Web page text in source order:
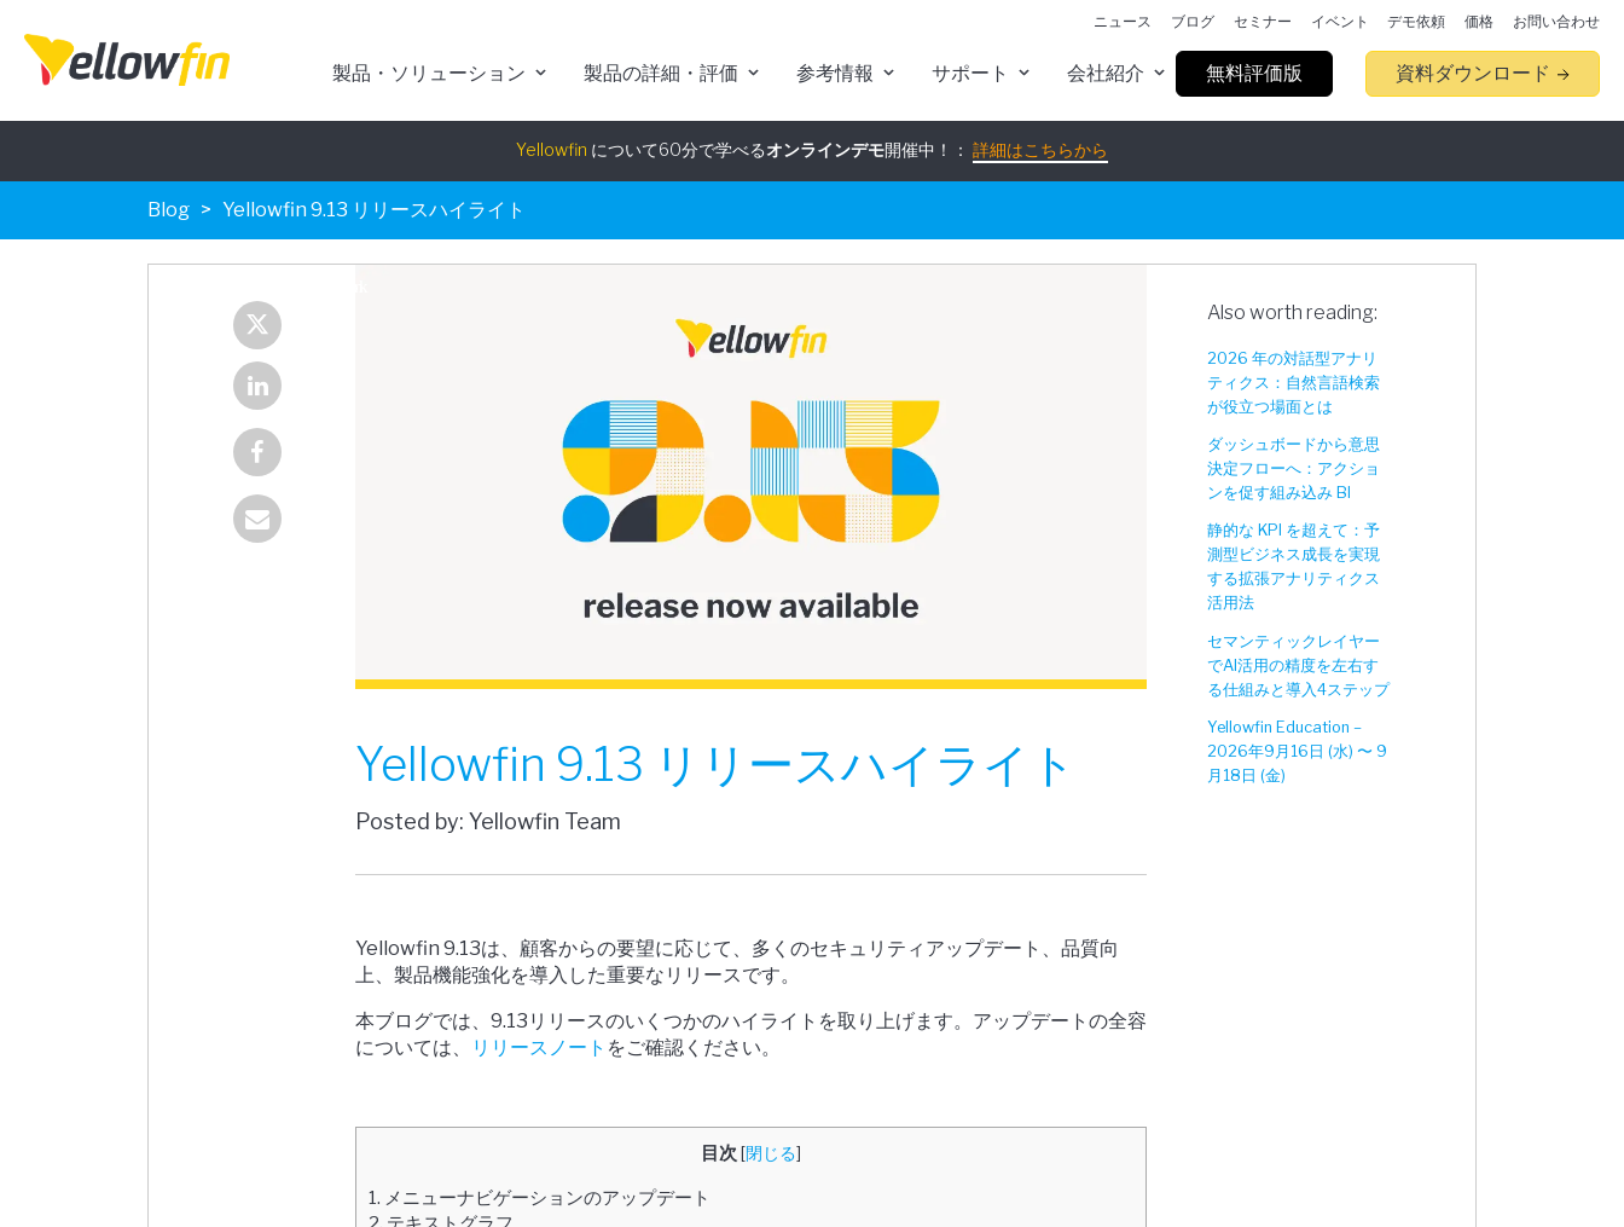
製品・ソリューション 製品の詳細・評価 参考情報 サポート 会社紹介 無料評価版 資料ダウンロード
ニュース ブログ セミナー イベント デモ依頼 価格 お問い合わせ
Blog Yellowfin 9.13 リリースハイライト
Yellowfin 9.13 リリースハイライト
Posted by: Yellowfin Team
Yellowfin 9.13は、顧客からの要望に応じて、多くのセキュリティアップデート、品質向
上、製品機能強化を導入した重要なリリースです。
本ブログでは、9.13リリースのいくつかのハイライトを取り上げます。アップデートの全容
については、
リリースノート をご確認ください。
目次 [閉じる]
1. メニューナビゲーションのアップデート
Also worth reading:
2026 年の対話型アナリ
ティクス：自然言語検索
が役立つ場面とは
ダッシュボードから意思
決定フローへ：アクショ
ンを促す組み込み BI
静的な KPI を超えて：予
測型ビジネス成長を実現
する拡張アナリティクス
活用法
セマンティックレイヤー
でAI活用の精度を左右す
る仕組みと導入4ステップ
Yellowfin Education –
2026年9月16日 (水) 〜 9
月18日 (金)